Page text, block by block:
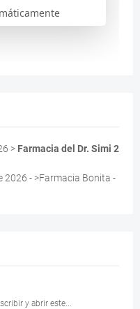
> Farmacia del Dr. Simi 2
2026 - >Farmacia Bonita -
y abrir este...